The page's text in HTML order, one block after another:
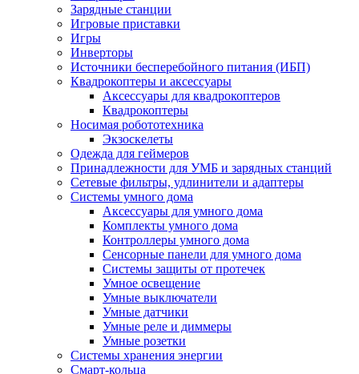
Зарядные станции
Игровые приставки
Игры
Инверторы
Источники бесперебойного питания (ИБП)
Квадрокоптеры и аксессуары
Аксессуары для квадрокоптеров
Квадрокоптеры
Носимая робототехника
Экзоскелеты
Одежда для геймеров
Принадлежности для УМБ и зарядных станций
Сетевые фильтры, удлинители и адаптеры
Системы умного дома
Аксессуары для умного дома
Комплекты умного дома
Контроллеры умного дома
Сенсорные панели для умного дома
Системы защиты от протечек
Умное освещение
Умные выключатели
Умные датчики
Умные реле и диммеры
Умные розетки
Системы хранения энергии
Смарт-кольца